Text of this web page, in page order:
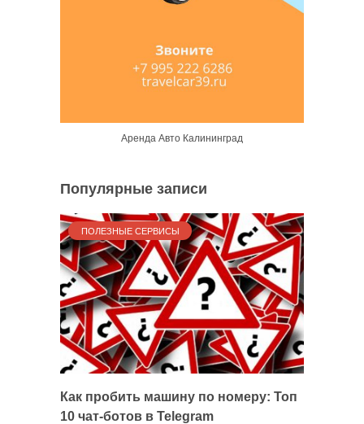
Аренда Авто Калининград
Популярные записи
ПОЛЕЗНЫЕ СЕРВИСЫ
Как пробить машину по номеру: Топ
10 чат-ботов в Telegram